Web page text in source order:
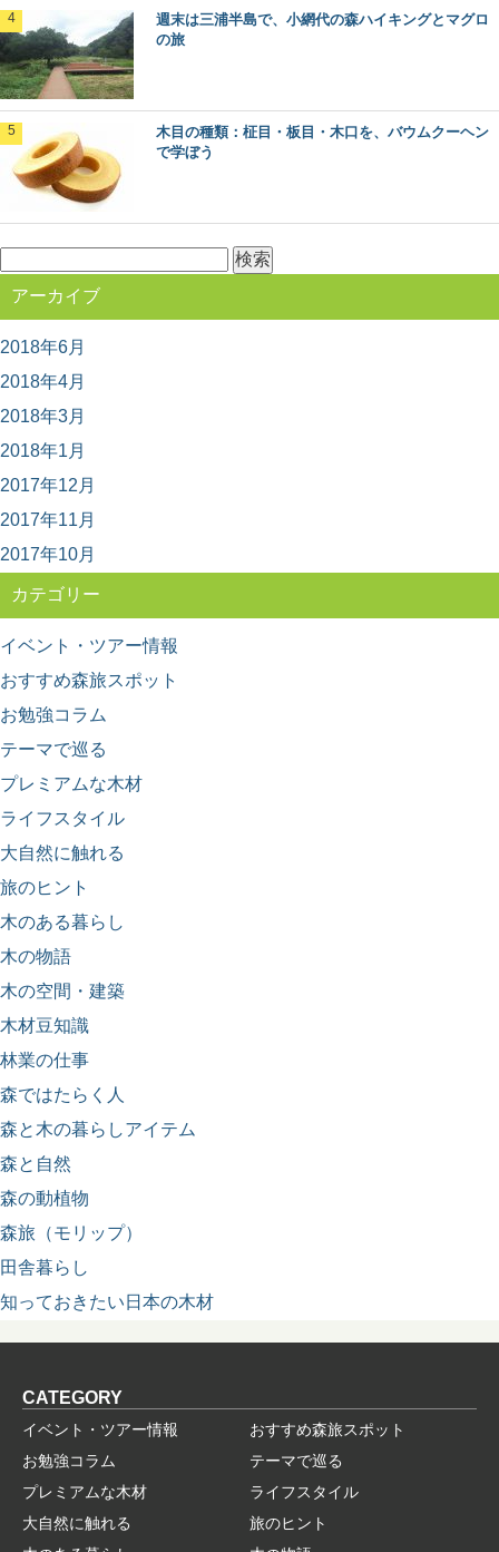
林業や田舎暮らしが知りたくなったら観る映
画5選
林業ってどんな仕事？田舎暮らしってどうなんだろう？
日本三大美林「秋田杉」をめぐる秋田観光へ
GO！
木の産地ってどこ？都道府県別に見てみよう
とめ
週末は三浦半島で、小網代の森ハイキングとマグロ
の旅
木目の種類：柾目・板目・木口を、バウムクーヘン
で学ぼう
索:
アーカイブ
2018年6月
2018年4月
2018年3月
2018年1月
2017年12月
2017年11月
2017年10月
カテゴリー
イベント・ツアー情報
おすすめ森旅スポット
お勉強コラム
テーマで巡る
プレミアムな木材
ライフスタイル
大自然に触れる
旅のヒント
木のある暮らし
木の物語
木の空間・建築
木材豆知識
林業の仕事
森ではたらく人
森と木の暮らしアイテム
森と自然
森の動植物
森旅（モリップ）
田舎暮らし
知っておきたい日本の木材
CATEGORY
イベント・ツアー情報
おすすめ森旅スポット
お勉強コラム
テーマで巡る
プレミアムな木材
ライフスタイル
大自然に触れる
旅のヒント